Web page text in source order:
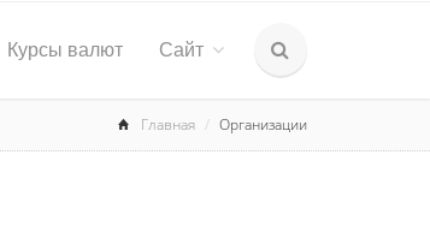
Курсы валют Сайт
Главная Организации